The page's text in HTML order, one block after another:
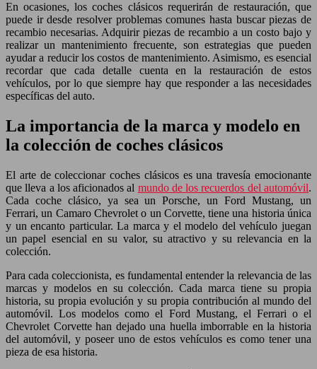
En ocasiones, los coches clásicos requerirán de restauración, que
puede ir desde resolver problemas comunes hasta buscar piezas de
recambio necesarias. Adquirir piezas de recambio a un costo bajo y
realizar un mantenimiento frecuente, son estrategias que pueden
ayudar a reducir los costos de mantenimiento. Asimismo, es esencial
recordar que cada detalle cuenta en la restauración de estos
vehículos, por lo que siempre hay que responder a las necesidades
específicas del auto.
La importancia de la marca y modelo en
la colección de coches clásicos
El arte de coleccionar coches clásicos es una travesía emocionante
que lleva a los aficionados al mundo de los recuerdos del automóvil.
Cada coche clásico, ya sea un Porsche, un Ford Mustang, un
Ferrari, un Camaro Chevrolet o un Corvette, tiene una historia única
y un encanto particular. La marca y el modelo del vehículo juegan
un papel esencial en su valor, su atractivo y su relevancia en la
colección.
Para cada coleccionista, es fundamental entender la relevancia de las
marcas y modelos en su colección. Cada marca tiene su propia
historia, su propia evolución y su propia contribución al mundo del
automóvil. Los modelos como el Ford Mustang, el Ferrari o el
Chevrolet Corvette han dejado una huella imborrable en la historia
del automóvil, y poseer uno de estos vehículos es como tener una
pieza de esa historia.